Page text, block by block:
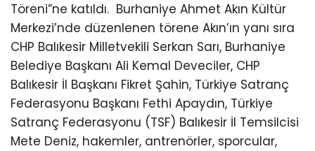
Töreni”ne katıldı. Burhaniye Ahmet Akın Kültür
Merkezi’nde düzenlenen törene Akın’ın yanı sıra
CHP Balıkesir Milletvekili Serkan Sarı, Burhaniye
Belediye Başkanı Ali Kemal Deveciler, CHP
Balıkesir İl Başkanı Fikret Şahin, Türkiye Satranç
Federasyonu Başkanı Fethi Apaydın, Türkiye
Satranç Federasyonu (TSF) Balıkesir İl Temsilcisi
Mete Deniz, hakemler, antrenörler, sporcular,